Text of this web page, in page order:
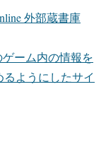
外部蔵書庫
ゲーム内の情報を
ようにしたサイ